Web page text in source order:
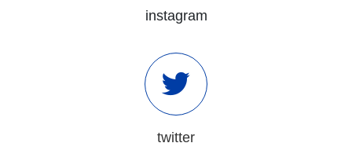
instagram
twitter